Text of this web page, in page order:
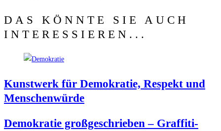
DAS KÖNNTE SIE AUCH
INTERESSIEREN...
Kunst­werk für Demo­kra­tie, Respekt und
Menschenwürde
Demo­kra­tie groß­ge­schrie­ben – Graf­fi­ti-